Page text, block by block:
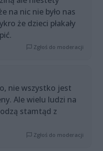
na nic nie było nas
że dzieci płakały
Zgłoś do moderacji
nie wszystko jest
Ale wielu ludzi na
stamtąd z
Zgłoś do moderacji